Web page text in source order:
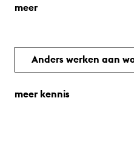
meer
Anders werken aan
meer kennis